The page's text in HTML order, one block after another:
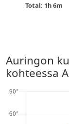
Total: 1h 6m
Auringon
kohteessa